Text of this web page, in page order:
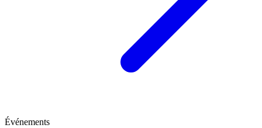
Événements